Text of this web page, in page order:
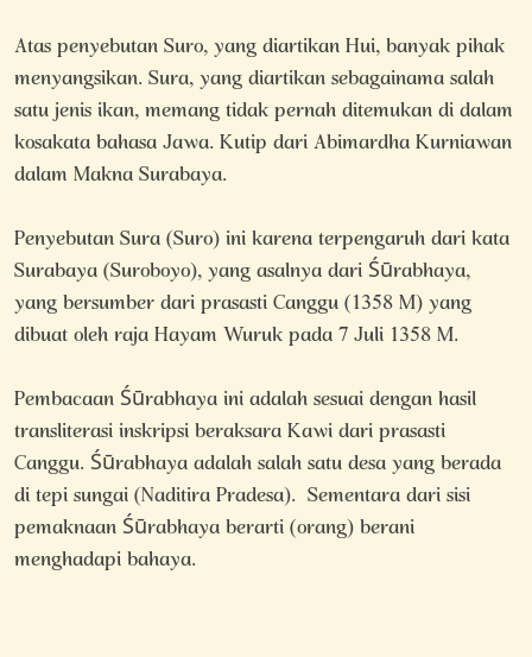
Atas penyebutan Suro, yang diartikan Hui, banyak pihak
menyangsikan. Sura, yang diartikan sebagainama salah
satu jenis ikan, memang tidak pernah ditemukan di dalam
kosakata bahasa Jawa. Kutip dari Abimardha Kurniawan
dalam Makna Surabaya.
Penyebutan Sura (Suro) ini karena terpengaruh dari kata
Surabaya (Suroboyo), yang asalnya dari Śūrabhaya,
yang bersumber dari prasasti Canggu (1358 M) yang
dibuat oleh raja Hayam Wuruk pada 7 Juli 1358 M.
Pembacaan Śūrabhaya ini adalah sesuai dengan hasil
transliterasi inskripsi beraksara Kawi dari prasasti
Canggu. Śūrabhaya adalah salah satu desa yang berada
di tepi sungai (Naditira Pradesa). Sementara dari sisi
pemaknaan Śūrabhaya berarti (orang) berani
menghadapi bahaya.